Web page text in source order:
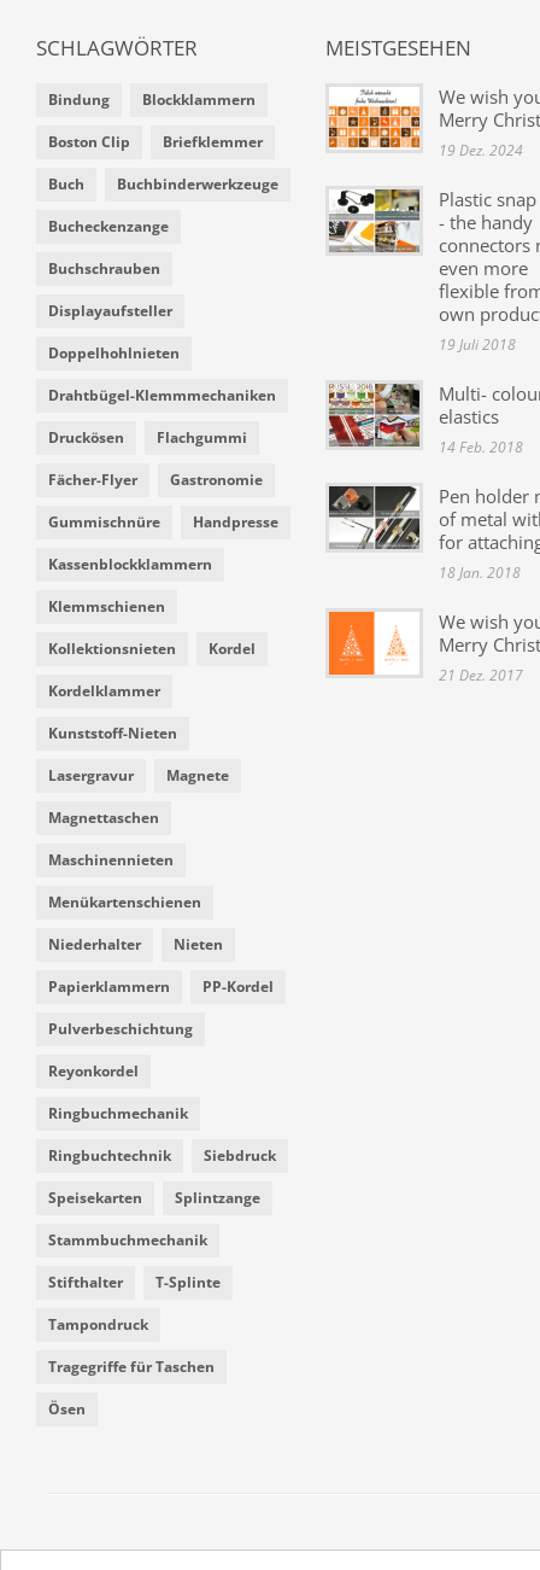
SCHLAGWÖRTER
Bindung Blockklammern
Boston Clip Briefklemmer
Buch Buchbinderwerkzeuge
Bucheckenzange
Buchschrauben
Displayaufsteller
Doppelhohlnieten
Drahtbügel-Klemmmechaniken
Druckösen Flachgummi
Fächer-Flyer Gastronomie
Gummischnüre Handpresse
Kassenblockklammern
Klemmschienen
Kollektionsnieten Kordel
Kordelklammer
Kunststoff-Nieten
Lasergravur Magnete
Magnettaschen
Maschinennieten
Menükartenschienen
Niederhalter Nieten
Papierklammern PP-Kordel
Pulverbeschichtung
Reyonkordel
Ringbuchmechanik
Ringbuchtechnik Siebdruck
Speisekarten Splintzange
Stammbuchmechanik
Stifthalter T-Splinte
Tampondruck
Tragegriffe für Taschen
Ösen
MEISTGESEHEN
We wish
Merry
19 Dez. 2024
Plastic
- the handy
connectors
even more
flexible
own
19 Juli 2018
Multi-
elastics
14 Feb. 2018
Pen holder
of metal
for
18 Jan. 2018
We wish
Merry
21 Dez. 2017